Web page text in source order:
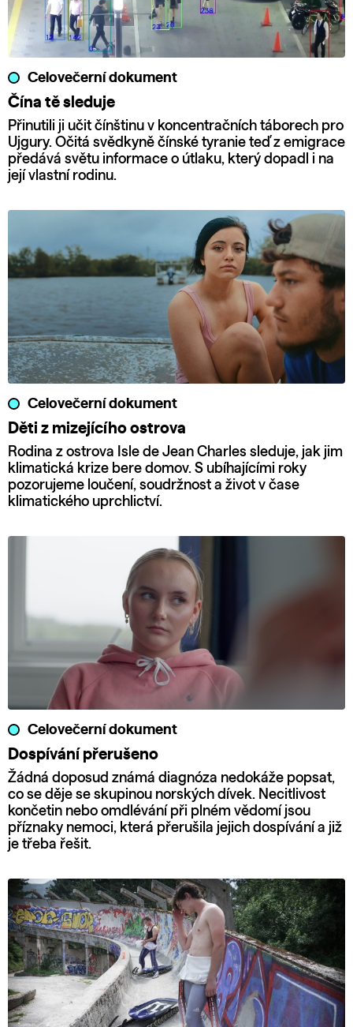
Celovečerní dokument
Čína tě sleduje
Přinutili ji učit čínštinu v koncentračních táborech pro
Ujgury. Očitá svědkyně čínské tyranie teď z emigrace
předává světu informace o útlaku, který dopadl i na
její vlastní rodinu.
Celovečerní dokument
Děti z mizejícího ostrova
Rodina z ostrova Isle de Jean Charles sleduje, jak jim
klimatická krize bere domov. S ubíhajícími roky
pozorujeme loučení, soudržnost a život v čase
klimatického uprchlictví.
Celovečerní dokument
Dospívání přerušeno
Žádná doposud známá diagnóza nedokáže popsat,
co se děje se skupinou norských dívek. Necitlivost
končetin nebo omdlévání při plném vědomí jsou
příznaky nemoci, která přerušila jejich dospívání a již
je třeba řešit.